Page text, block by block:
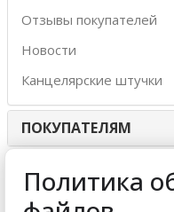
Отзывы покупателей
Новости
Канцелярские штучки
ПОКУПАТЕЛЯМ
ИНТЕРНЕТ-МАГАЗИН
Политика